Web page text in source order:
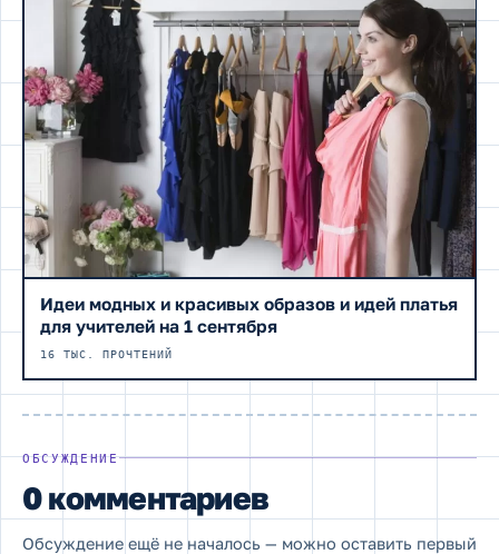
Идеи модных и красивых образов и идей платья
для учителей на 1 сентября
16 ТЫС. ПРОЧТЕНИЙ
ОБСУЖДЕНИЕ
0 комментариев
Обсуждение ещё не началось — можно оставить первый